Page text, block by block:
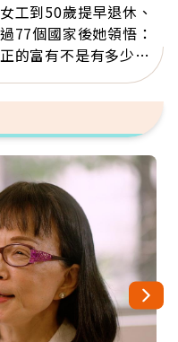
工到50歲提早退休、
77個國家後她領悟：
的富有不是有多少
，而是擁有選擇人生的